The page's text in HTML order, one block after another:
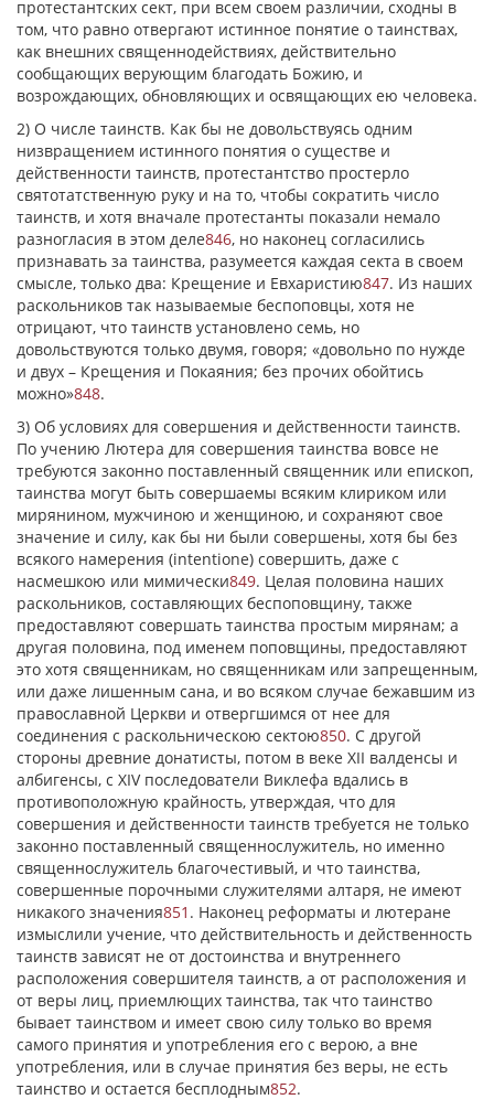
протестантских сект, при всем своем различии, сходны в
том, что равно отвергают истинное понятие о таинствах,
как внешних священнодействиях, действительно
сообщающих верующим благодать Божию, и
возрождающих, обновляющих и освящающих ею человека.
2) О числе таинств. Как бы не довольствуясь одним
низвращением истинного понятия о существе и
действенности таинств, протестантство простерло
святотатственную руку и на то, чтобы сократить число
таинств, и хотя вначале протестанты показали немало
разногласия в этом деле846, но наконец согласились
признавать за таинства, разумеется каждая секта в своем
смысле, только два: Крещение и Евхаристию847. Из наших
раскольников так называемые беспоповцы, хотя не
отрицают, что таинств установлено семь, но
довольствуются только двумя, говоря; «довольно по нужде
и двух – Крещения и Покаяния; без прочих обойтись
можно»848.
3) Об условиях для совершения и действенности таинств.
По учению Лютера для совершения таинства вовсе не
требуются законно поставленный священник или епископ,
таинства могут быть совершаемы всяким клириком или
мирянином, мужчиною и женщиною, и сохраняют свое
значение и силу, как бы ни были совершены, хотя бы без
всякого намерения (intentione) совершить, даже с
насмешкою или мимически849. Целая половина наших
раскольников, составляющих беспоповщину, также
предоставляют совершать таинства простым мирянам; а
другая половина, под именем поповщины, предоставляют
это хотя священникам, но священникам или запрещенным,
или даже лишенным сана, и во всяком случае бежавшим из
православной Церкви и отвергшимся от нее для
соединения с раскольническою сектою850. С другой
стороны древние донатисты, потом в веке XII валденсы и
албигенсы, с XIV последователи Виклефа вдались в
противоположную крайность, утверждая, что для
совершения и действенности таинств требуется не только
законно поставленный священнослужитель, но именно
священнослужитель благочестивый, и что таинства,
совершенные порочными служителями алтаря, не имеют
никакого значения851 . Наконец реформаты и лютеране
измыслили учение, что действительность и действенность
таинств зависят не от достоинства и внутреннего
расположения совершителя таинств, а от расположения и
от веры лиц, приемлющих таинства, так что таинство
бывает таинством и имеет свою силу только во время
самого принятия и употребления его с верою, а вне
употребления, или в случае принятия без веры, не есть
таинство и остается бесплодным852.